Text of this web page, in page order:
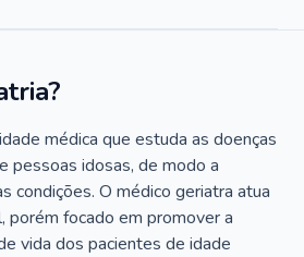
médica que estuda as doenças
pessoas idosas, de modo a
condições. O médico geriatra atua
porém focado em promover a
vida dos pacientes de idade